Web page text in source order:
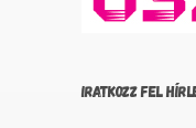
IRATKOZZ FEL